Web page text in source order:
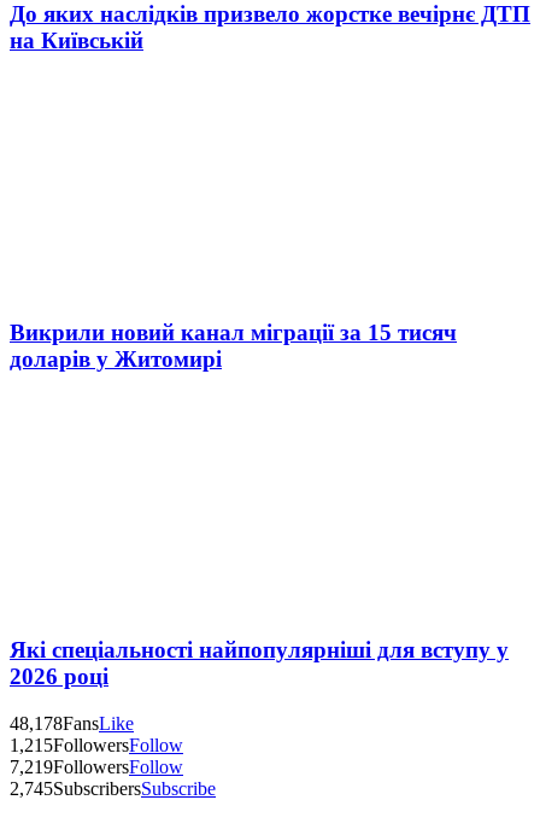
До яких наслідків призвело жорстке вечірнє ДТП
на Київській
Викрили новий канал міграції за 15 тисяч
доларів у Житомирі
Які спеціальності найпопулярніші для вступу у
2026 році
48,178FansLike
1,215FollowersFollow
7,219FollowersFollow
2,745SubscribersSubscribe